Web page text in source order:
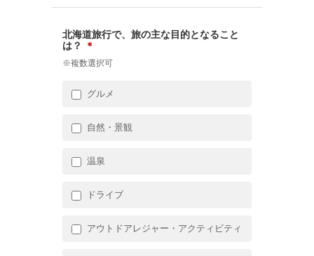
北海道旅行で、旅の主な目的となること
は？
＊
※複数選択可
グルメ
自然・景観
温泉
ドライブ
アウトドアレジャー・アクティビティ